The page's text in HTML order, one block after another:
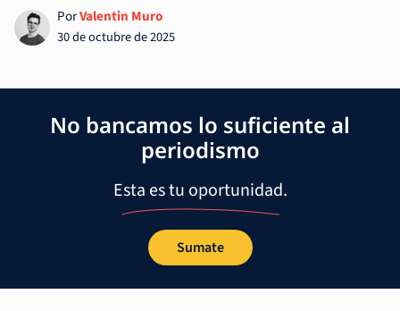
PorValentin Muro
30 de octubre de 2025
No bancamos lo suficiente al
periodismo
Esta es tu oportunidad.
Sumate